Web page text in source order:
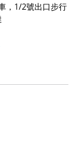
，1/2號出口步行